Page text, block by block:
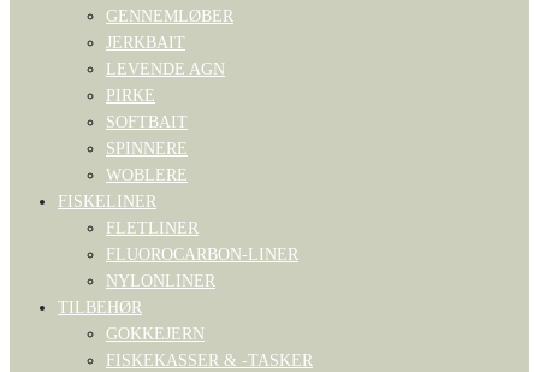
GENNEMLØBER
JERKBAIT
LEVENDE AGN
PIRKE
SOFTBAIT
SPINNERE
WOBLERE
FISKELINER
FLETLINER
FLUOROCARBON-LINER
NYLONLINER
TILBEHØR
GOKKEJERN
FISKEKASSER & -TASKER